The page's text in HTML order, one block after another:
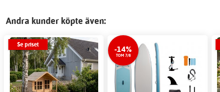
Andra kunder köpte även:
Se priset -14%
TOM 7/8